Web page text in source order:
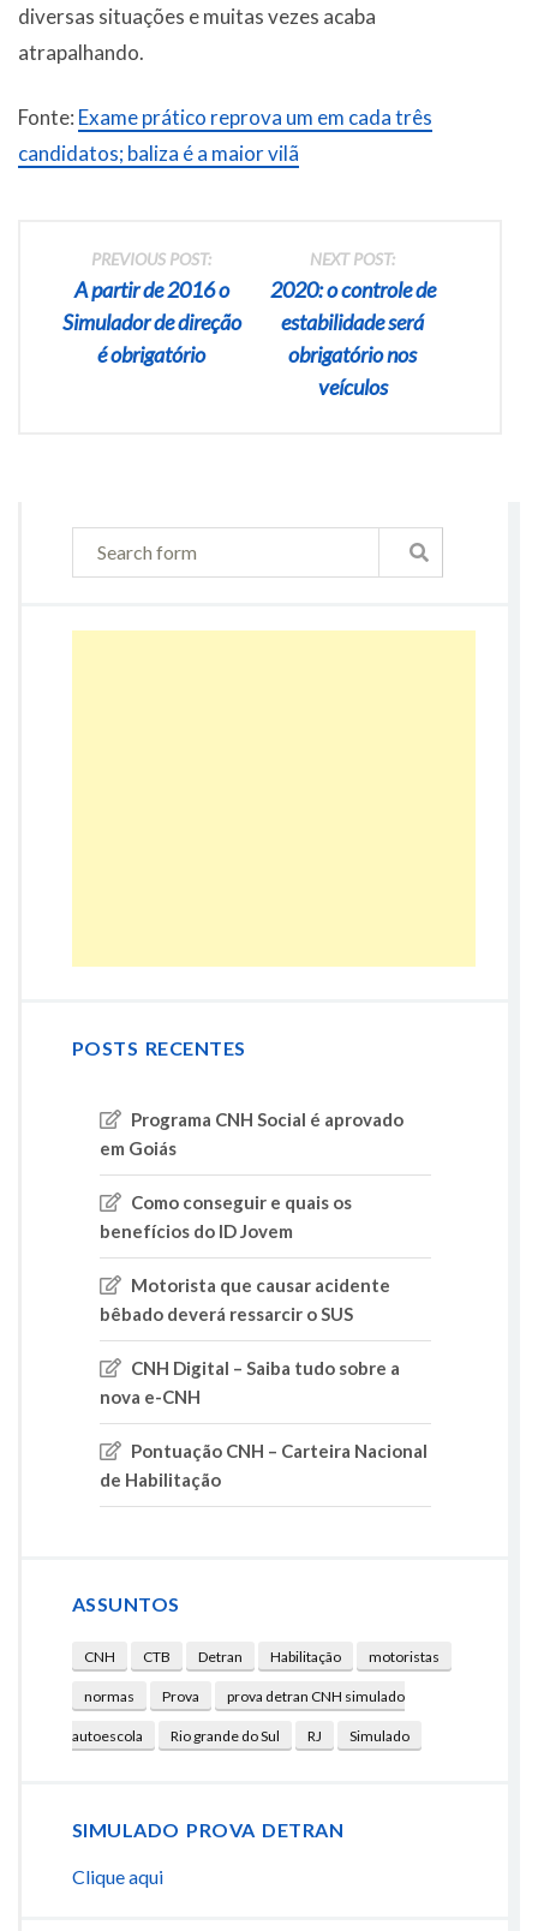
diversas situações e muitas vezes acaba
atrapalhando.
Fonte: Exame prático reprova um em cada três
candidatos; baliza é a maior vilã
Post navigation
PREVIOUS POST:
A partir de 2016 o
Simulador de direção
é obrigatório
NEXT POST:
2020: o controle de
estabilidade será
obrigatório nos
veículos
POSTS RECENTES
Programa CNH Social é aprovado
em Goiás
Como conseguir e quais os
benefícios do ID Jovem
Motorista que causar acidente
bêbado deverá ressarcir o SUS
CNH Digital – Saiba tudo sobre a
nova e-CNH
Pontuação CNH – Carteira Nacional
de Habilitação
ASSUNTOS
CNH CTB Detran Habilitação motoristas
normas Prova prova detran CNH simulado
autoescola Rio grande do Sul RJ Simulado
SIMULADO PROVA DETRAN
Clique aqui